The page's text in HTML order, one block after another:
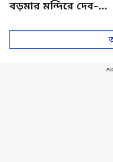
বড়মার মন্দিরে দেব-